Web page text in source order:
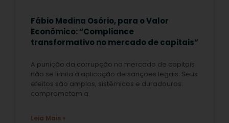
Fábio Medina Osório, para o Valor
Econômico: “Compliance
transformativo no mercado de capitais”
A punição da corrupção no mercado de capitais
não se limita à aplicação de sanções legais. Seus
efeitos são amplos, sistêmicos e duradouros:
comprometem a
Leia Mais »